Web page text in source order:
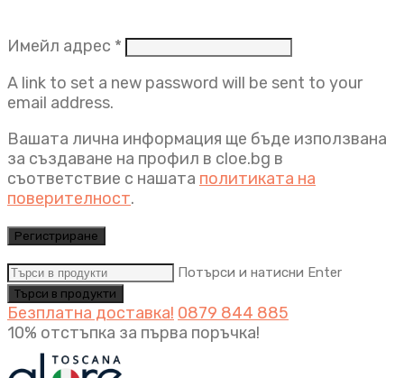
Имейл адрес * Задължително
A link to set a new password will be sent to your
email address.
Вашата лична информация ще бъде използвана
за създаване на профил в cloe.bg в
съответствие с нашата политиката на
поверителност.
Регистриране
Потърси и натисни Enter
Безплатна доставка! 0879 844 885
10% отстъпка за първа поръчка!